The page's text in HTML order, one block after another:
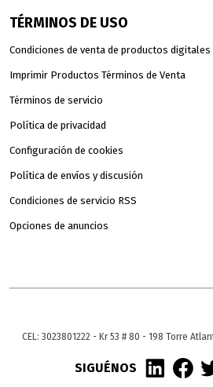
TÉRMINOS DE USO
Condiciones de venta de productos digitales
Imprimir Productos Términos de Venta
Términos de servicio
Política de privacidad
Configuración de cookies
Política de envíos y discusión
Condiciones de servicio RSS
Opciones de anuncios
CEL: 3023801222 - Kr 53 # 80 - 198 Torre
SIGUÉNOS